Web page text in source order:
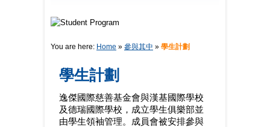
You are here: Home » 參與其中 » 學生計劃
學生計劃
逸傑國際慈善基金會與漢基國際學校
及德瑞國際學校，成立學生俱樂部並
由學生領袖管理。成員會被安排參與